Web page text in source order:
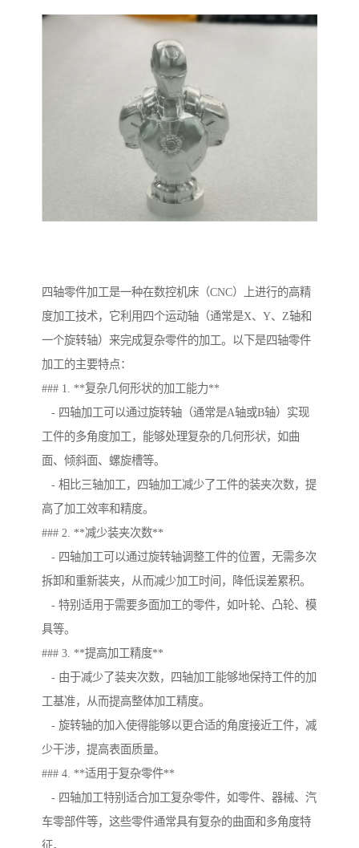
四轴零件加工是一种在数控机床（CNC）上进行的高精
度加工技术，它利用四个运动轴（通常是X、Y、Z轴和
一个旋转轴）来完成复杂零件的加工。以下是四轴零件
加工的主要特点：
### 1. **复杂几何形状的加工能力**
- 四轴加工可以通过旋转轴（通常是A轴或B轴）实现
工件的多角度加工，能够处理复杂的几何形状，如曲
面、倾斜面、螺旋槽等。
- 相比三轴加工，四轴加工减少了工件的装夹次数，提
高了加工效率和精度。
### 2. **减少装夹次数**
- 四轴加工可以通过旋转轴调整工件的位置，无需多次
拆卸和重新装夹，从而减少加工时间，降低误差累积。
- 特别适用于需要多面加工的零件，如叶轮、凸轮、模
具等。
### 3. **提高加工精度**
- 由于减少了装夹次数，四轴加工能够地保持工件的加
工基准，从而提高整体加工精度。
- 旋转轴的加入使得能够以更合适的角度接近工件，减
少干涉，提高表面质量。
### 4. **适用于复杂零件**
- 四轴加工特别适合加工复杂零件，如零件、器械、汽
车零部件等，这些零件通常具有复杂的曲面和多角度特